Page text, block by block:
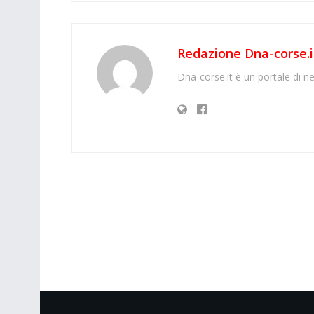
Redazione Dna-
Dna-corse.it è un portale di